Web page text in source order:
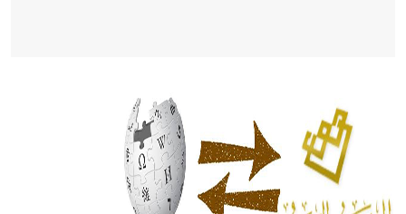
الحكم، الأدلة، تنظيم التغذية، ورسالته في جروح الرأس. ويعود
له الفضل بأنه حرر الطب من الدين والفلسفة.